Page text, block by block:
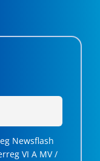
Newsflash
VI A MV /